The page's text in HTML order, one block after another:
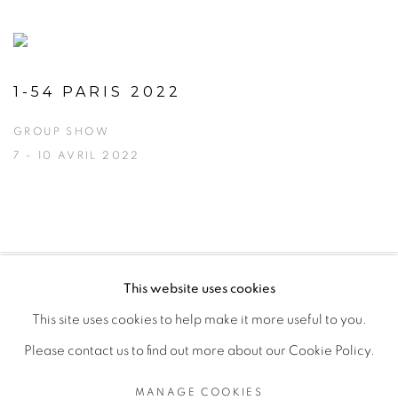
1-54 PARIS 2022
GROUP SHOW
7 - 10 AVRIL 2022
MANAGE COOKIES
COPYRIGHT © 2026 GALERIE CÉCILE FAKHOURY
SITE BY ARTLOGIC
This website uses cookies
This site uses cookies to help make it more useful to you.
Please contact us to find out more about our Cookie Policy.
MANAGE COOKIES